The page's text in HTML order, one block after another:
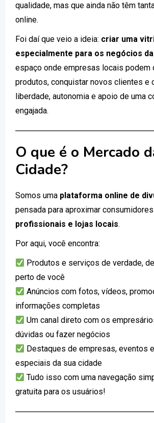
qualidade, mas que ainda não têm
online.
Foi daí que veio a ideia: criar uma
especialmente para os negócios
espaço onde empresas locais podem
produtos, conquistar novos clientes e
liberdade, autonomia e apoio de uma
engajada.
O que é o Mercado
Cidade?
Somos uma plataforma online de
pensada para aproximar
profissionais e lojas locais.
Por aqui, você encontra:
Produtos e serviços de verdade,
perto de você
Anúncios com fotos, vídeos,
informações completas
Um canal direto com os
dúvidas ou fazer negócios
Destaques de empresas, eventos
especiais da sua cidade
Tudo isso com uma navegação
gratuita para os usuários!